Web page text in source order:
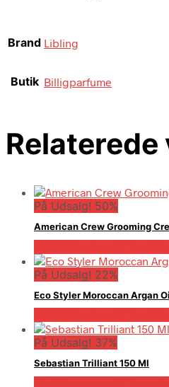
Brand Libling
Butik Billigparfume
Relaterede
På Udsalg! 50%
American Crew Grooming
På Udsalg! 22%
Eco Styler Moroccan Argan
På Udsalg! 37%
Sebastian Trilliant 150 Ml